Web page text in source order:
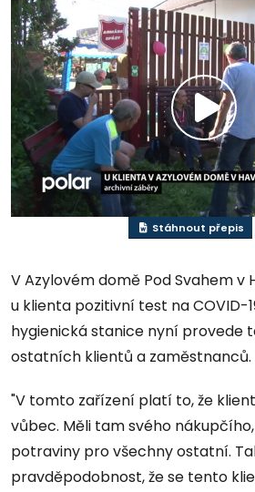
Stáhnout přepis
V Azylovém domě Pod Svahem v
u klienta pozitivní test na COVID-
hygienická stanice nyní provede
ostatních klientů a zaměstnanců.
"V tomto zařízení platí to, že
vůbec. Měli tam svého
potraviny pro všechny ostatní.
pravděpodobnost, že se tento